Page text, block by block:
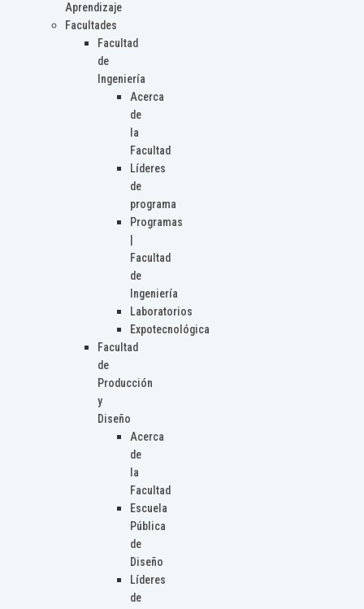
Aprendizaje
Facultades
Facultad
de
Ingeniería
Acerca
de
la
Facultad
Líderes
de
programa
Programas
Facultad
de
Ingeniería
Laboratorios
Expotecnológica
Facultad
de
Producción
y
Diseño
Acerca
de
la
Facultad
Escuela
Pública
de
Diseño
Líderes
de